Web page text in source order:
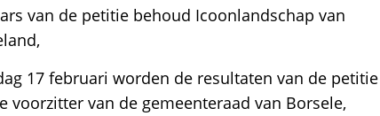
van de petitie behoud Icoonlandschap van
17 februari worden de resultaten van de petitie
voorzitter van de gemeenteraad van Borsele,